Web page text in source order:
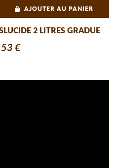
AJOUTER AU PANIER
2 LITRES GRADUE
€